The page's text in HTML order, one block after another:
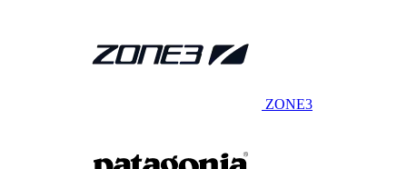
ZONE3